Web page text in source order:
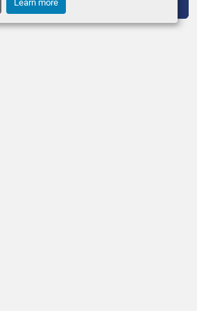
Learn more
Lägg till i varukorgen